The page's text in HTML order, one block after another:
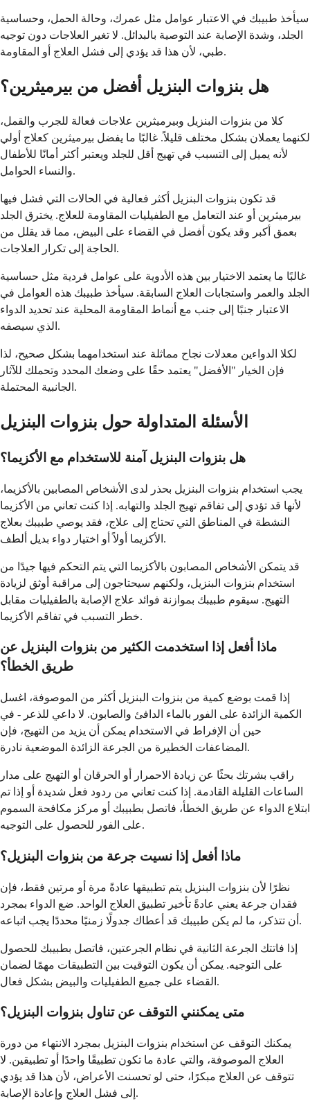
سيأخذ طبيبك في الاعتبار عوامل مثل عمرك، وحالة الحمل، وحساسية
الجلد، وشدة الإصابة عند التوصية بالبدائل. لا تغير العلاجات دون توجيه
طبي، لأن هذا قد يؤدي إلى فشل العلاج أو المقاومة.
هل بنزوات البنزيل أفضل من بيرميثرين؟
كلا من بنزوات البنزيل وبيرميثرين علاجات فعالة للجرب والقمل،
لكنهما يعملان بشكل مختلف قليلاً. غالبًا ما يفضل بيرميثرين كعلاج أولي
لأنه يميل إلى التسبب في تهيج أقل للجلد ويعتبر أكثر أمانًا للأطفال
والنساء الحوامل.
قد تكون بنزوات البنزيل أكثر فعالية في الحالات التي فشل فيها
بيرميثرين أو عند التعامل مع الطفيليات المقاومة للعلاج. يخترق الجلد
بعمق أكبر وقد يكون أفضل في القضاء على البيض، مما قد يقلل من
الحاجة إلى تكرار العلاجات.
غالبًا ما يعتمد الاختيار بين هذه الأدوية على عوامل فردية مثل حساسية
الجلد والعمر واستجابات العلاج السابقة. سيأخذ طبيبك هذه العوامل في
الاعتبار جنبًا إلى جنب مع أنماط المقاومة المحلية عند تحديد الدواء
الذي سيصفه.
لكلا الدواءين معدلات نجاح مماثلة عند استخدامهما بشكل صحيح، لذا
فإن الخيار "الأفضل" يعتمد حقًا على وضعك المحدد وتحملك للآثار
الجانبية المحتملة.
الأسئلة المتداولة حول بنزوات البنزيل
هل بنزوات البنزيل آمنة للاستخدام مع الأكزيما؟
يجب استخدام بنزوات البنزيل بحذر لدى الأشخاص المصابين بالأكزيما،
لأنها قد تؤدي إلى تفاقم تهيج الجلد والتهابه. إذا كنت تعاني من الأكزيما
النشطة في المناطق التي تحتاج إلى علاج، فقد يوصي طبيبك بعلاج
الأكزيما أولاً أو اختيار دواء بديل ألطف.
قد يتمكن الأشخاص المصابون بالأكزيما التي يتم التحكم فيها جيدًا من
استخدام بنزوات البنزيل، ولكنهم سيحتاجون إلى مراقبة أوثق لزيادة
التهيج. سيقوم طبيبك بموازنة فوائد علاج الإصابة بالطفيليات مقابل
خطر التسبب في تفاقم الأكزيما.
ماذا أفعل إذا استخدمت الكثير من بنزوات البنزيل عن
طريق الخطأ؟
إذا قمت بوضع كمية من بنزوات البنزيل أكثر من الموصوفة، اغسل
الكمية الزائدة على الفور بالماء الدافئ والصابون. لا داعي للذعر - في
حين أن الإفراط في الاستخدام يمكن أن يزيد من التهيج، فإن
المضاعفات الخطيرة من الجرعة الزائدة الموضعية نادرة.
راقب بشرتك بحثًا عن زيادة الاحمرار أو الحرقان أو التهيج على مدار
الساعات القليلة القادمة. إذا كنت تعاني من ردود فعل شديدة أو إذا تم
ابتلاع الدواء عن طريق الخطأ، فاتصل بطبيبك أو مركز مكافحة السموم
على الفور للحصول على التوجيه.
ماذا أفعل إذا نسيت جرعة من بنزوات البنزيل؟
نظرًا لأن بنزوات البنزيل يتم تطبيقها عادةً مرة أو مرتين فقط، فإن
فقدان جرعة يعني عادةً تأخير تطبيق العلاج الواحد. ضع الدواء بمجرد
أن تتذكر، ما لم يكن طبيبك قد أعطاك جدولًا زمنيًا محددًا يجب اتباعه.
إذا فاتتك الجرعة الثانية في نظام الجرعتين، فاتصل بطبيبك للحصول
على التوجيه. يمكن أن يكون التوقيت بين التطبيقات مهمًا لضمان
القضاء على جميع الطفيليات والبيض بشكل فعال.
متى يمكنني التوقف عن تناول بنزوات البنزيل؟
يمكنك التوقف عن استخدام بنزوات البنزيل بمجرد الانتهاء من دورة
العلاج الموصوفة، والتي عادة ما تكون تطبيقًا واحدًا أو تطبيقين. لا
تتوقف عن العلاج مبكرًا، حتى لو تحسنت الأعراض، لأن هذا قد يؤدي
إلى فشل العلاج وإعادة الإصابة.